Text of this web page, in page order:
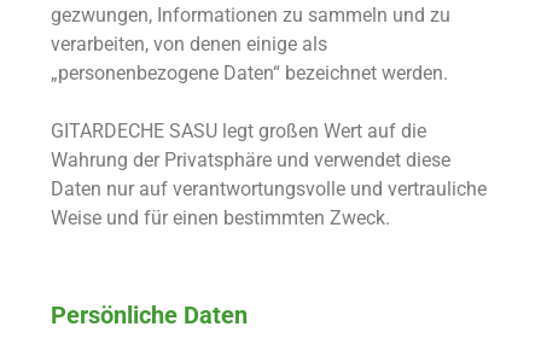
gezwungen, Informationen zu sammeln und zu
verarbeiten, von denen einige als
„personenbezogene Daten“ bezeichnet werden.
GITARDECHE SASU legt großen Wert auf die
Wahrung der Privatsphäre und verwendet diese
Daten nur auf verantwortungsvolle und vertrauliche
Weise und für einen bestimmten Zweck.
Persönliche Daten